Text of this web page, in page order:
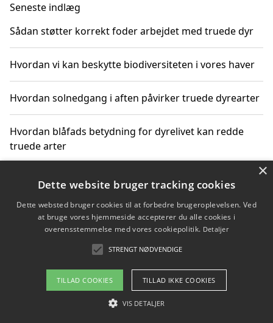
Seneste indlæg
Sådan støtter korrekt foder arbejdet med truede dyr
Hvordan vi kan beskytte biodiversiteten i vores haver
Hvordan solnedgang i aften påvirker truede dyrearter
Hvordan blåfads betydning for dyrelivet kan redde
truede arter
Hvordan kan gaver til unge voksne støtte bevarelsen
Copyright 2026 - Pilanto Aps
Om / kontakt
Blog Betingelser
×
Dette website bruger tracking cookies
Dette websted bruger cookies til at forbedre brugeroplevelsen. Ved
at bruge vores hjemmeside accepterer du alle cookies i
overensstemmelse med vores cookiepolitik. Detaljer
STRENGT NØDVENDIGE
TILLAD COOKIES TILLAD IKKE COOKIES
VIS DETALJER